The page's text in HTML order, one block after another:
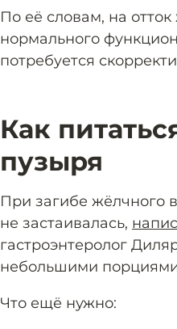
По её словам, на
нормального
потребуется
Как
пузыря
При загибе жёлчного
не застаивалась,
гастроэнтеролог
небольшими
Что ещё нужно: